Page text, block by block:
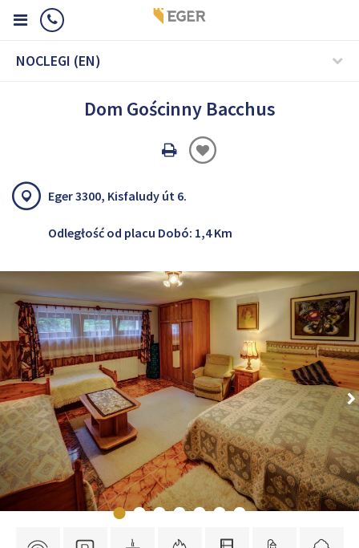
NOCLEGI (EN)
Dom Gościnny Bacchus
Oldal
Eger 3300, Kisfaludy út 6.
Odległość od placu Dobó: 1,4 Km